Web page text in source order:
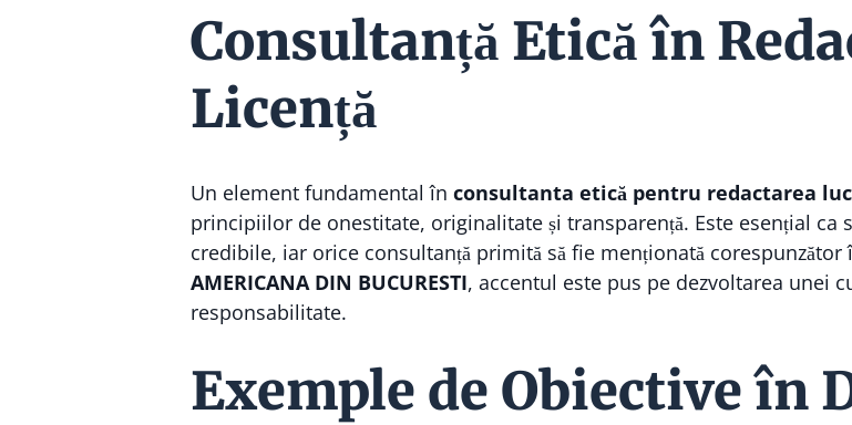
Consultanță Etică în
Licență
Un element fundamental în consultanta etică pentru redactarea
principiilor de onestitate, originalitate și transparență. Este esențial ca
credibile, iar orice consultanță primită să fie menționată corespunzător
AMERICANA DIN BUCURESTI, accentul este pus pe dezvoltarea unei
responsabilitate.
Exemple de Obiective în